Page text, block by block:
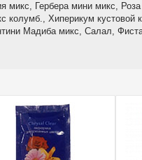
микс, Гербера мини микс,
колумб., Хиперикум кустовой
Мадиба микс, Салал,